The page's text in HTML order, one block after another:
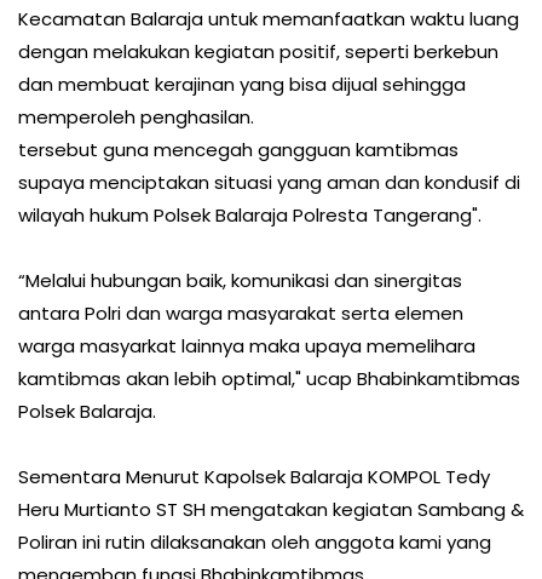
Kecamatan Balaraja untuk memanfaatkan waktu luang
dengan melakukan kegiatan positif, seperti berkebun
dan membuat kerajinan yang bisa dijual sehingga
memperoleh penghasilan.
tersebut guna mencegah gangguan kamtibmas
supaya menciptakan situasi yang aman dan kondusif di
wilayah hukum Polsek Balaraja Polresta Tangerang".
“Melalui hubungan baik, komunikasi dan sinergitas
antara Polri dan warga masyarakat serta elemen
warga masyarkat lainnya maka upaya memelihara
kamtibmas akan lebih optimal," ucap Bhabinkamtibmas
Polsek Balaraja.
Sementara Menurut Kapolsek Balaraja KOMPOL Tedy
Heru Murtianto ST SH mengatakan kegiatan Sambang &
Poliran ini rutin dilaksanakan oleh anggota kami yang